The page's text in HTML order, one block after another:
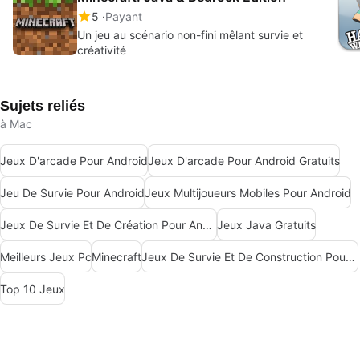
5 Payant
Un jeu au scénario non-fini mêlant survie et
créativité
Sujets reliés
à Mac
Jeux D'arcade Pour AndroidJeux D'arcade Pour Android Gratuits
Jeu De Survie Pour AndroidJeux Multijoueurs Mobiles Pour Android
Jeux De Survie Et De Création Pour Android Jeux Java Gratuits
Meilleurs Jeux PcMinecraft Jeux De Survie Et De Construction Pour Android
Top 10 Jeux